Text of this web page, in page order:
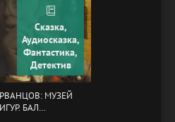
Сказка,
Аудиосказка,
Фантастика,
Детектив
МУЗЕЙ
БАЛ